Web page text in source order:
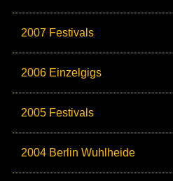
2007 Festivals
2006 Einzelgigs
2005 Festivals
2004 Berlin Wuhlheide